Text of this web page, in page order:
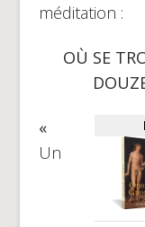
méditation :
OÙ SE
«
Un